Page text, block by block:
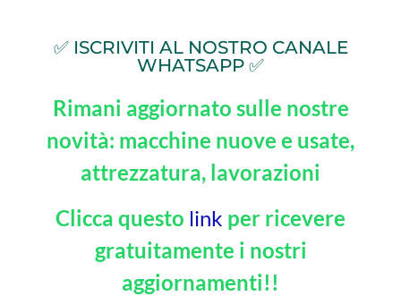
✅ ISCRIVITI AL NOSTRO CANALE
WHATSAPP ✅
Rimani aggiornato sulle nostre
novità: macchine nuove e usate,
attrezzatura, lavorazioni
Clicca questo link per ricevere
gratuitamente i nostri
aggiornamenti!!